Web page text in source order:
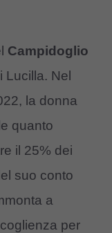
Campidoglio
Lucilla. Nel
la donna
quanto
il 25% dei
suo conto
a
per